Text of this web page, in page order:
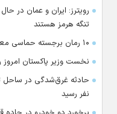
رویترز: ایران و عمان در
تنگه هرمز هستند
۱۰ رمان برجسته حماسی معاصر با الهام از «اودیسه» هومر
نخست وزیر پاکستان
نفر رسید